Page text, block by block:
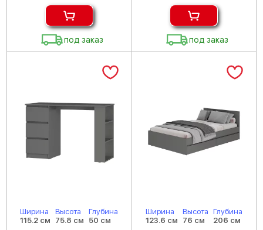
под заказ под заказ
Ширина
115.2 см
Высота
75.8 см
Глубина
50 см
Ширина
123.6 см
Высота
76 см
Глубина
206 см